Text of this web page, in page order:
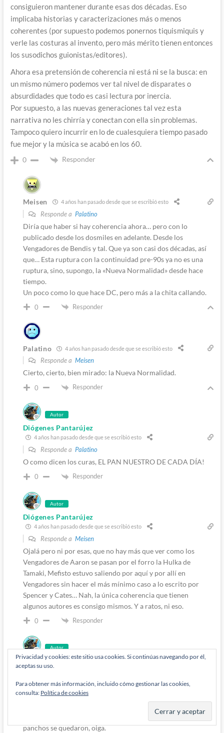
consiguieron mantener durante esas dos décadas. Eso
implicaba historias y caracterizaciones más o menos
coherentes (por supuesto podemos ponernos tiquismiquis y
verle las costuras al invento, pero más mérito tienen entonces
los susodichos guionistas/editores).
Ahora esa pretensión de coherencia ni está ni se la busca: en
un mismo número podemos ver tal nivel de disparates o
absurdidades que todo es casi lectura por inercia.
Por supuesto, a las nuevas generaciones tal vez esta
narrativa no les chirría y conectan con ella sin problemas.
Tampoco quiero incurrir en lo de cualesquiera tiempo pasado
fue mejor y la música se acabó en los 60.
0 Responder
Meisen 4 años han pasado desde que se escribió esto
Responde a Palatino
Diría que haber si hay coherencia ahora… pero con lo
publicado desde los dosmiles en adelante. Desde los
Vengadores de Bendis y tal. Que ya son casi dos décadas, así
que… Esta ruptura con la continuidad pre-90s ya no es una
ruptura, sino, supongo, la «Nueva Normalidad» desde hace
tiempo.
Un poco como lo que hace DC, pero más a la chita callando.
0 Responder
Palatino 4 años han pasado desde que se escribió esto
Responde a Meisen
Cierto, cierto, bien mirado: la Nueva Normalidad.
0 Responder
Autor
Diógenes Pantarújez
4 años han pasado desde que se escribió esto
Responde a Palatino
O como dicen los curas, EL PAN NUESTRO DE CADA DÍA!
0 Responder
Autor
Diógenes Pantarújez
4 años han pasado desde que se escribió esto
Responde a Meisen
Ojalá pero ni por esas, que no hay más que ver como los
Vengadores de Aaron se pasan por el forro la Hulka de
Tamaki, Mefisto estuvo saliendo por aquí y por allí en
Vengadores sin hacer el más mínimo caso a lo escrito por
Spencer y Cates… Nah, la única coherencia que tienen
algunos autores es consigo mismos. Y a ratos, ni eso.
0 Responder
Autor
Diógenes Pantarújez
Responde aPalatino
No te digo más que desde el Secret Wars de Hickman
cosa porque claro, «es que el universo se ha reiniciado». Y tan
panchos se quedaron, oiga.
Privacidad y cookies: este sitio usa cookies. Si continúas navegando por él,
aceptas su uso.
Para obtener más información, incluido cómo gestionar las cookies,
consulta: Política de cookies